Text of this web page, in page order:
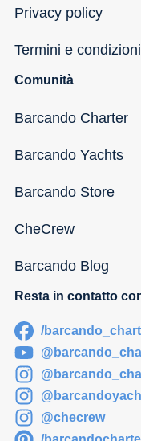
Privacy policy
Termini e condizioni
Comunità
Barcando Charter
Barcando Yachts
Barcando Store
CheCrew
Barcando Blog
Resta in contatto
/
@checrew